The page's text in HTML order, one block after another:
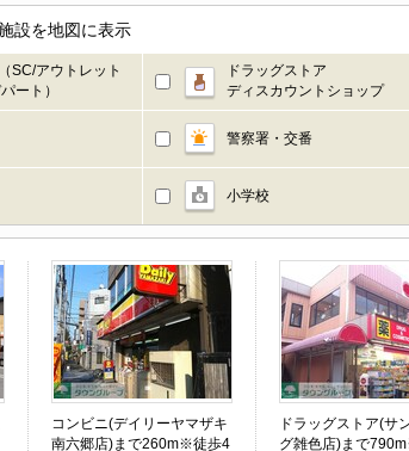
設を地図に表示
SC/アウトレット
ート）
ドラッグストア
ディスカウントショップ
警察署・交番
小学校
コンビニ(デイリーヤマザキ
南六郷店)まで260m※徒歩4
ドラッグストア(サ
グ雑色店)まで